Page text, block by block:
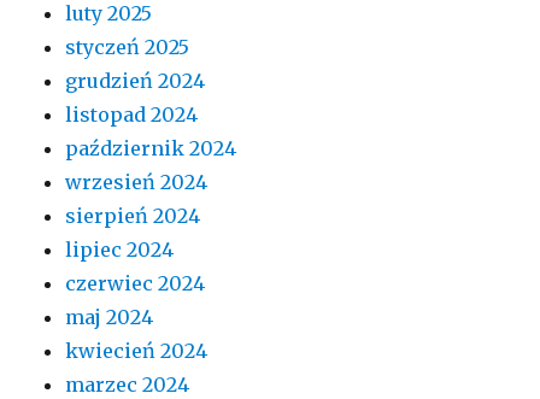
luty 2025
styczeń 2025
grudzień 2024
listopad 2024
październik 2024
wrzesień 2024
sierpień 2024
lipiec 2024
czerwiec 2024
maj 2024
kwiecień 2024
marzec 2024